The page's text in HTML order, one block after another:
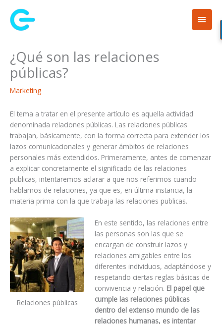
contenido
¿Qué son las relaciones
públicas?
Marketing
El tema a tratar en el presente artículo es aquella actividad
denominada relaciones públicas. Las relaciones públicas
trabajan, básicamente, con la forma correcta para extender los
lazos comunicacionales y generar ámbitos de relaciones
personales más extendidos. Primeramente, antes de comenzar
a explicar concretamente el significado de las relaciones
publicas, intentaremos aclarar a que nos referimos cuando
hablamos de relaciones, ya que es, en última instancia, la
materia prima con la que trabaja las relaciones publicas.
Relaciones públicas
En este sentido, las relaciones entre
las personas son las que se
encargan de construir lazos y
relaciones amigables entre los
diferentes individuos, adaptándose y
respetando ciertas reglas básicas de
convivencia y relación. El papel que
cumple las relaciones públicas
dentro del extenso mundo de las
relaciones humanas, es intentar